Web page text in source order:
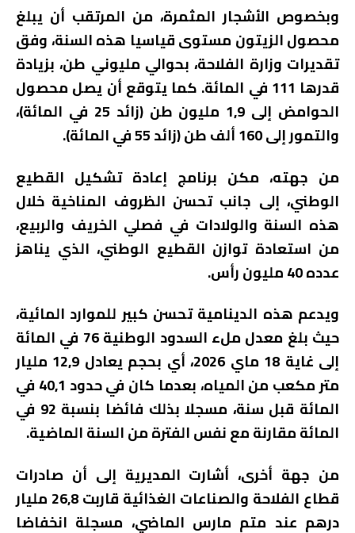
وبخصوص الأشجار المثمرة، من المرتقب أن يبلغ
محصول الزيتون مستوى قياسيا هذه السنة، وفق
تقديرات وزارة الفلاحة، بحوالي مليوني طن، بزيادة
قدرها 111 في المائة. كما يتوقع أن يصل محصول
الحوامض إلى 1,9 مليون طن (زائد 25 في المائة)،
والتمور إلى 160 ألف طن (زائد 55 في المائة).
من جهته، مكن برنامج إعادة تشكيل القطيع
الوطني، إلى جانب تحسن الظروف المناخية خلال
هذه السنة والولادات في فصلي الخريف والربيع،
من استعادة توازن القطيع الوطني، الذي يناهز
عدده 40 مليون رأس.
ويدعم هذه الدينامية تحسن كبير للموارد المائية،
حيث بلغ معدل ملء السدود الوطنية 76 في المائة
إلى غاية 18 ماي 2026، أي بحجم يعادل 12,9 مليار
متر مكعب من المياه، بعدما كان في حدود 40,1 في
المائة قبل سنة، مسجلا بذلك فائضا بنسبة 92 في
المائة مقارنة مع نفس الفترة من السنة الماضية.
من جهة أخرى، أشارت المديرية إلى أن صادرات
قطاع الفلاحة والصناعات الغذائية قاربت 26,8 مليار
درهم عند متم مارس الماضي، مسجلة انخفاضا